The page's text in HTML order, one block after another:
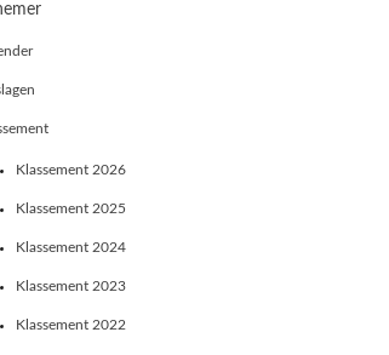
Klassement 2026
Klassement 2025
Klassement 2024
Klassement 2023
Klassement 2022